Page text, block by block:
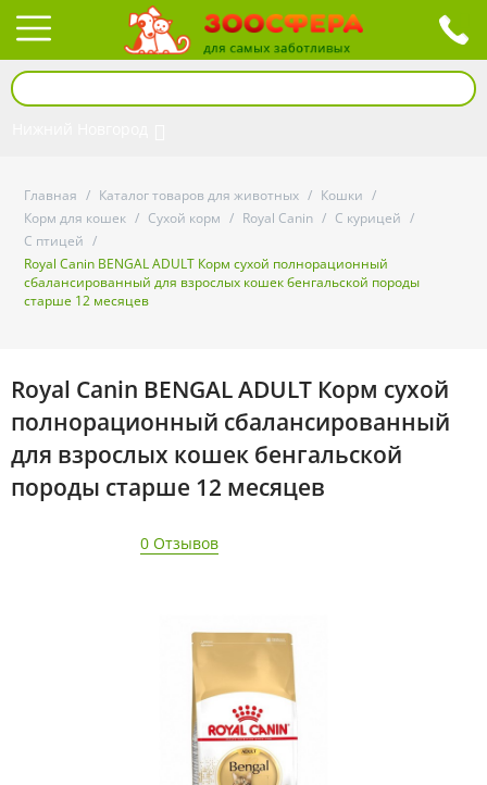
Главная / Каталог товаров для животных / Кошки /
Корм для кошек / Сухой корм / Royal Canin / С курицей /
С птицей /
Royal Canin BENGAL ADULT Корм сухой полнорационный
сбалансированный для взрослых кошек бенгальской породы
старше 12 месяцев
Royal Canin BENGAL ADULT Корм сухой
полнорационный сбалансированный
для взрослых кошек бенгальской
породы старше 12 месяцев
0 Отзывов